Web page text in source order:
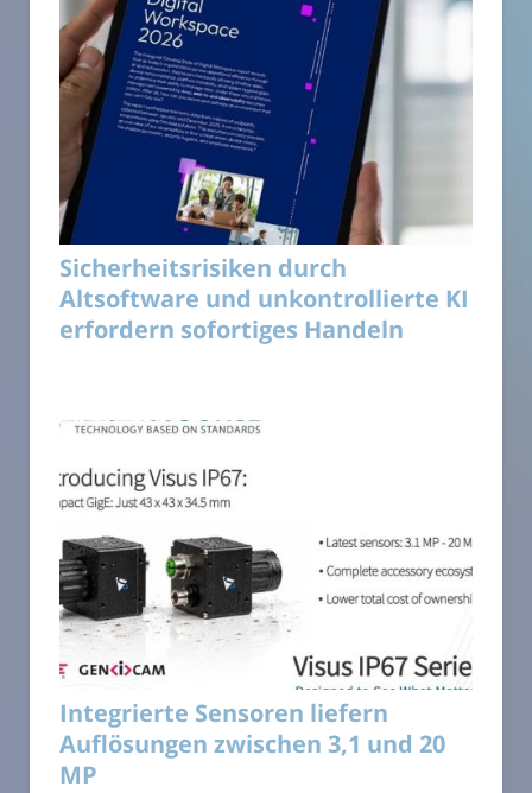
Sicherheitsrisiken durch
Altsoftware und unkontrollierte KI
erfordern sofortiges Handeln
Integrierte Sensoren liefern
Auflösungen zwischen 3,1 und 20
MP